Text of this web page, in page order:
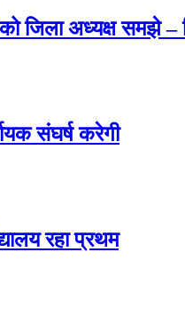
जिला अध्यक्ष समझे –
संघर्ष करेगी
रहा प्रथम